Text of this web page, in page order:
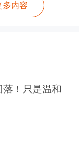
者限制该国
及经营进出
其辅助性业
多内容
！只是温和